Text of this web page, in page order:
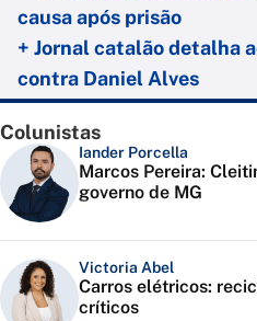
causa após prisão
+ Jornal catalão detalha
contra Daniel Alves
Colunistas
Iander Porcella
Marcos Pereira:
governo de MG
Victoria Abel
Carros elétricos:
críticos